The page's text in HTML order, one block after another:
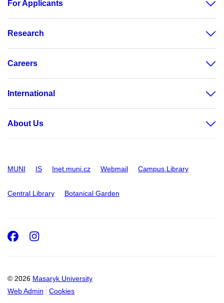
For Applicants
Research
Careers
International
About Us
MUNI IS Inet.muni.cz Webmail Campus Library
Central Library Botanical Garden
© 2026 Masaryk University
Web Admin
Cookies
Facebook
Instagram